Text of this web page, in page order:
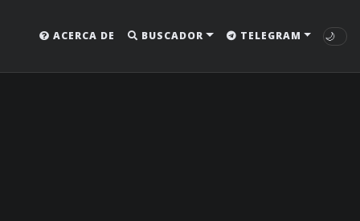
ACERCA DE BUSCADOR TELEGRAM 🌙